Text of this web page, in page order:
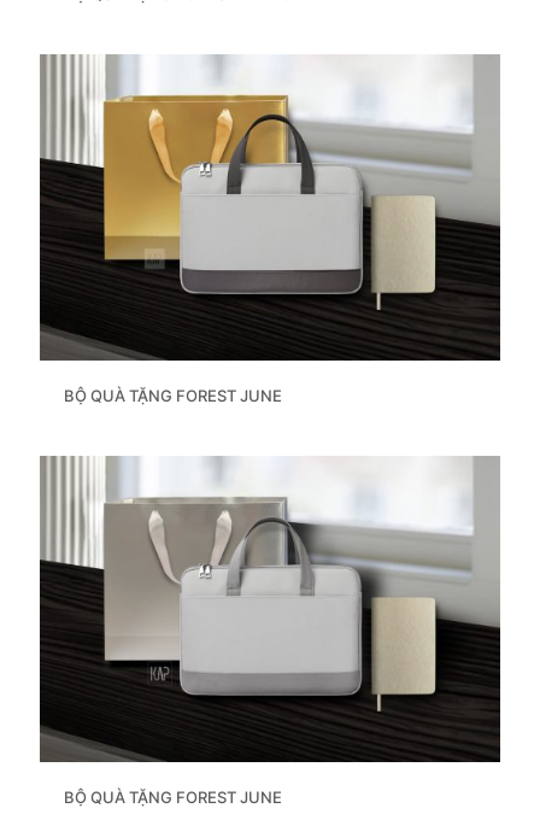
BỘ QUÀ TẶNG FOREST JUNE
BỘ QUÀ TẶNG FOREST JUNE